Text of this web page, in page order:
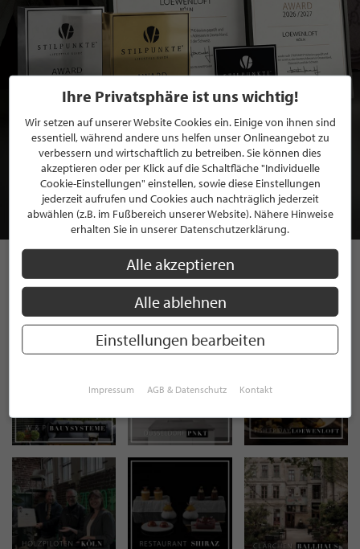
BEWERBEN SIE SICH FÜR EINE GRATIS
MITGLIEDSCHAFT BEI STILPUNKTE®
JETZT GRATIS BEWERBEN
STILPUNKTE AUF
INSTAGRAM
Ihre Privatsphäre ist uns wichtig!
Wir setzen auf unserer Website Cookies ein. Einige von ihnen sind
essentiell, während andere uns helfen unser Onlineangebot zu
verbessern und wirtschaftlich zu betreiben. Sie können dies
akzeptieren oder per Klick auf die Schaltfläche "Individuelle
Cookie-Einstellungen" einstellen, sowie diese Einstellungen
jederzeit aufrufen und Cookies auch nachträglich jederzeit
abwählen (z.B. im Fußbereich unserer Website). Nähere Hinweise
erhalten Sie in unserer Datenschutzerklärung.
Alle akzeptieren
Alle ablehnen
Einstellungen bearbeiten
Impressum AGB & Datenschutz Kontakt